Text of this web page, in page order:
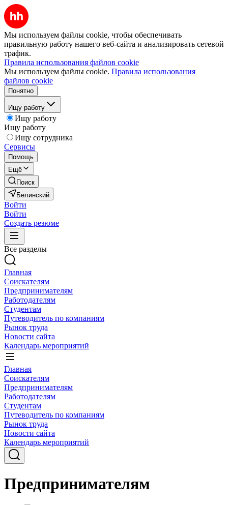
Мы используем файлы cookie, чтобы обеспечивать
правильную работу нашего веб-сайта и анализировать сетевой
трафик.
Правила использования файлов cookie
Мы используем файлы cookie. Правила использования
файлов cookie
Понятно
Ищу работу
Ищу работу
Ищу работу
Ищу сотрудника
Сервисы
Помощь
Ещё
Поиск
Белинский
Войти
Войти
Создать резюме
Все разделы
Главная
Соискателям
Предпринимателям
Работодателям
Студентам
Путеводитель по компаниям
Рынок труда
Новости сайта
Календарь мероприятий
Главная
Соискателям
Предпринимателям
Работодателям
Студентам
Путеводитель по компаниям
Рынок труда
Новости сайта
Календарь мероприятий
Предпринимателям